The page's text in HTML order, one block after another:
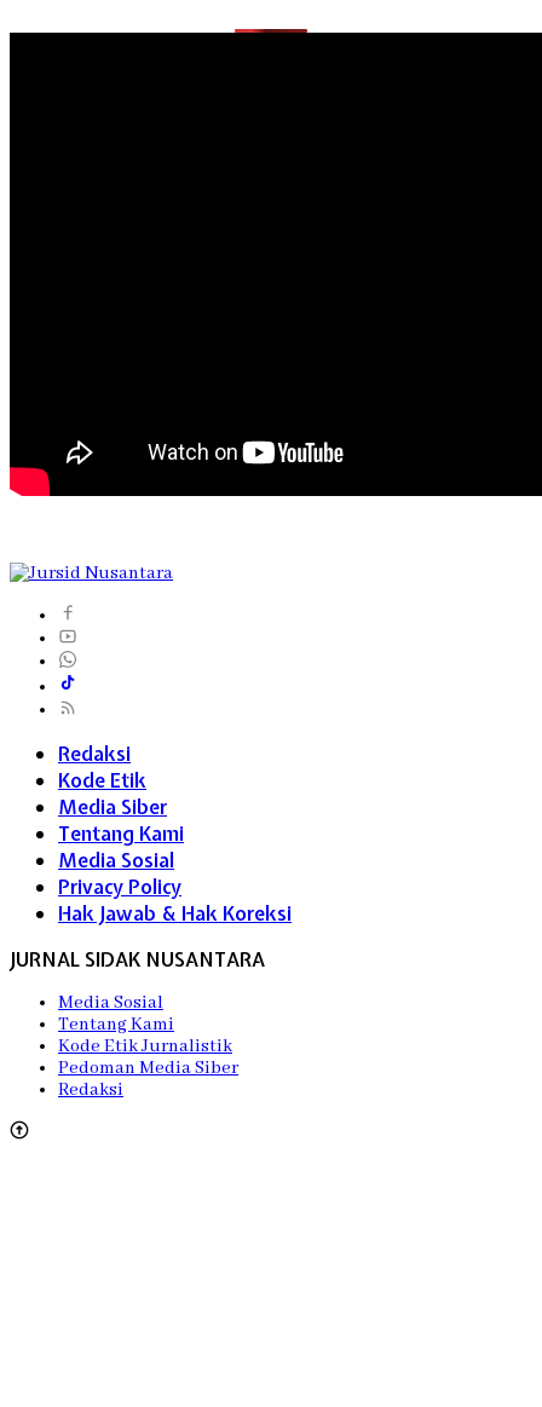
Redaksi
Kode Etik
Media Siber
Tentang Kami
Media Sosial
Privacy Policy
Hak Jawab & Hak Koreksi
JURNAL SIDAK NUSANTARA
Media Sosial
Tentang Kami
Kode Etik Jurnalistik
Pedoman Media Siber
Redaksi